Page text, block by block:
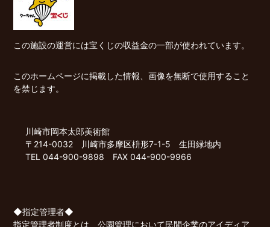
この施設の運営には宝くじの収益金の一部が使われています。
このホームページに掲載した情報、画像を無断で使用すること
を禁じます。
川崎市岡本太郎美術館
〒214-0032 川崎市多摩区枡形7-1-5 生田緑地内
TEL 044-900-9898 FAX 044-900-9966
◆指定管理者◆
指定管理者制度とは、公園管理において民間企業のアイディア